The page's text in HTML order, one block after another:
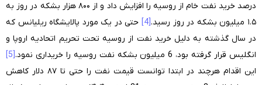
درصد خرید نفت خام از روسیه را افزایش داد و از ۸۰۰ هزار بشکه در روز به
۱.۵ میلیون بشکه در روز رسید.
[4]
حتی در یک مورد پالایشگاه ریلیانس که
در سال گذشته به دلیل خرید نفت از روسیه تحت تحریم اتحادیه اروپا و
انگلیس قرار گرفته بود، 6 میلیون بشکه نفت روسیه را خریداری نمود.
[5]
این اقدام هرچند در ابتدا توانست قیمت نفت را حتی تا ۸۷ دلار کاهش